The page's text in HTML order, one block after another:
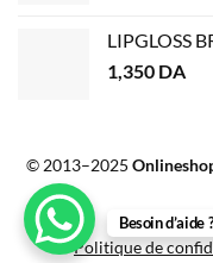
LIPGLOSS
1,350 DA
© 2013–2025
Créé
Politique de
Besoin d’aide ?